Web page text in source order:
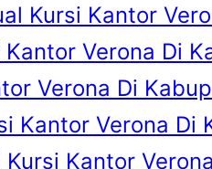
Kursi Kantor
Kantor Verona Di
Verona Di
Kantor Verona Di
Kursi Kantor